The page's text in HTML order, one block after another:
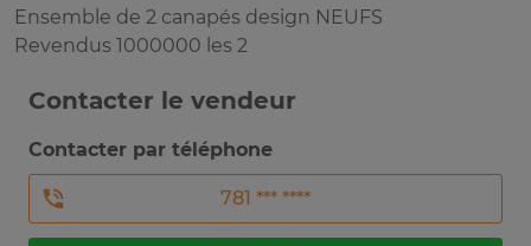
Ensemble de 2 canapés design NEUFS
Revendus 1000000 les 2
Contacter le vendeur
Contacter par téléphone
781 *** ****